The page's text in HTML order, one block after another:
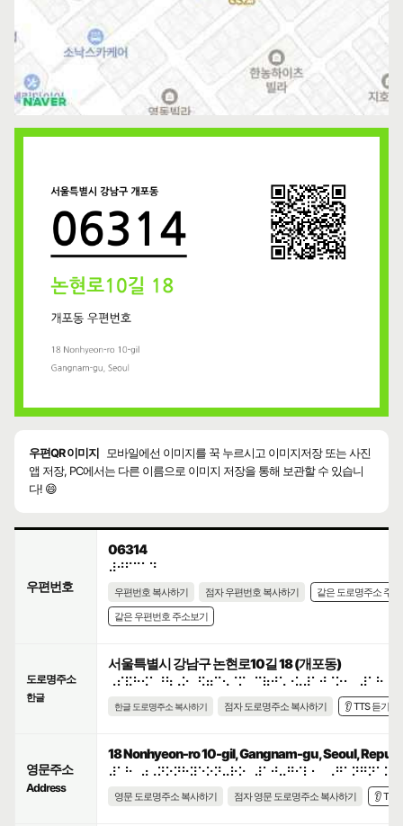
우편QR 이미지
모바일에선 이미지를 꾹 누르시고 이미지저장 또는 사진
앱 저장, PC에서는 다른 이름으로 이미지 저장을 통해 보관할 수 있습니
다! 😄
우편번호
06314
⠼⠚⠋⠉⠁⠙
우편번호 복사하기 점자 우편번호 복사하기
같은 도로명주소 주
같은 우편번호 주소보기
도로명주소
한글
서울특별시 강남구 논현로10길 18 (개포동)
⠠⠎⠯⠓⠪⠁⠘⠳⠠⠕⠀⠫⠶⠉⠢⠈⠍⠀⠉⠷⠚⠡⠐⠥⠼⠁⠚⠈⠕⠂⠀⠼⠁⠓
한글 도로명주소 복사하기 점자 도로명주소 복사하기 👂 TTS 듣기
영문주소
Address
18 Nonhyeon-ro 10-gil, Gangnam-gu, Seoul,
영문 도로명주소 복사하기 점자 영문 도로명주소 복사하기 👂 TTS